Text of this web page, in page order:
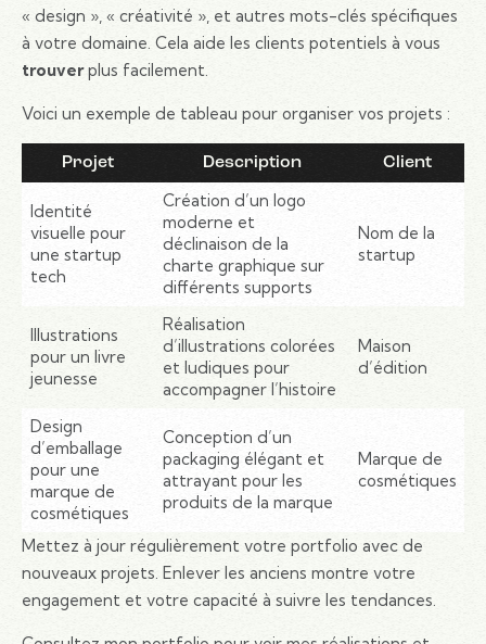
« design », « créativité », et autres mots-clés spécifiques
à votre domaine. Cela aide les clients potentiels à vous
trouverplus facilement.
Voici un exemple de tableau pour organiser vos projets :
Projet Description Client
Identité
visuelle pour
une startup
tech
Création d’un logo
moderne et
déclinaison de la
charte graphique sur
différents supports
Nom de la
startup
Illustrations
pour un livre
jeunesse
Réalisation
d’illustrations colorées
et ludiques pour
accompagner l’histoire
Maison
d’édition
Design
d’emballage
pour une
marque de
cosmétiques
Conception d’un
packaging élégant et
attrayant pour les
produits de la marque
Marque de
cosmétiques
Mettez à jour régulièrement votre portfolio avec de
nouveaux projets. Enlever les anciens montre votre
engagement et votre capacité à suivre les tendances.